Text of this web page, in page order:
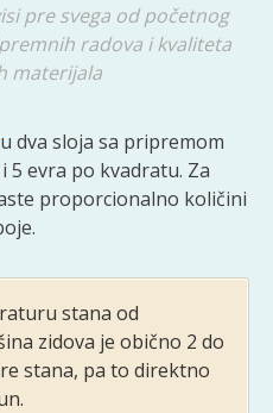
pre svega od početnog
radova i kvaliteta
materijala
u dva sloja sa pripremom
5 evra po kvadratu. Za
proporcionalno količini
stana od
zidova je obično 2 do
stana, pa to direktno